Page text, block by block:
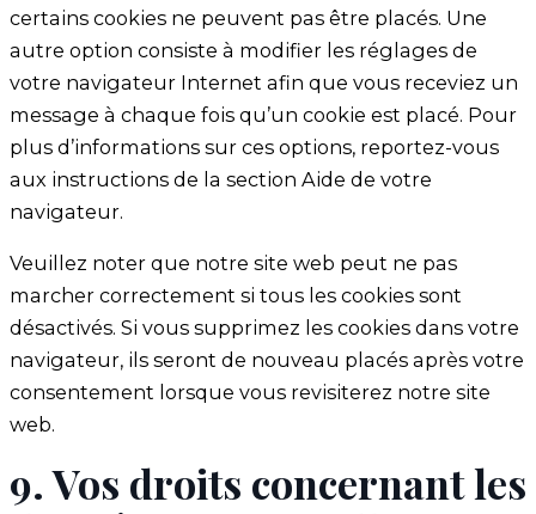
certains cookies ne peuvent pas être placés. Une
autre option consiste à modifier les réglages de
votre navigateur Internet afin que vous receviez un
message à chaque fois qu’un cookie est placé. Pour
plus d’informations sur ces options, reportez-vous
aux instructions de la section Aide de votre
navigateur.
Veuillez noter que notre site web peut ne pas
marcher correctement si tous les cookies sont
désactivés. Si vous supprimez les cookies dans votre
navigateur, ils seront de nouveau placés après votre
consentement lorsque vous revisiterez notre site
web.
9. Vos droits concernant les